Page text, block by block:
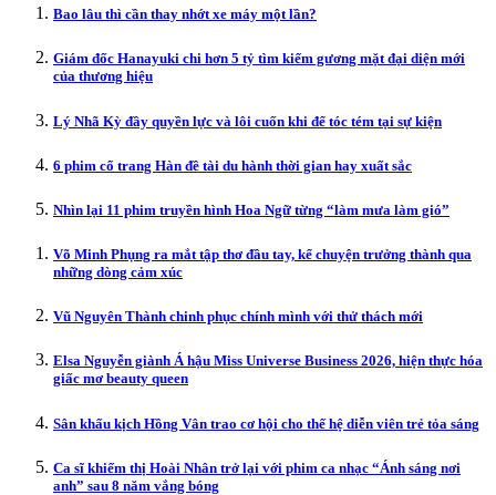
Bao lâu thì cần thay nhớt xe máy một lần?
Giám đốc Hanayuki chi hơn 5 tỷ tìm kiếm gương mặt đại diện mới
của thương hiệu
Lý Nhã Kỳ đầy quyền lực và lôi cuốn khi để tóc tém tại sự kiện
6 phim cổ trang Hàn đề tài du hành thời gian hay xuất sắc
Nhìn lại 11 phim truyền hình Hoa Ngữ từng “làm mưa làm gió”
Võ Minh Phụng ra mắt tập thơ đầu tay, kể chuyện trưởng thành qua
những dòng cảm xúc
Vũ Nguyên Thành chinh phục chính mình với thử thách mới
Elsa Nguyễn giành Á hậu Miss Universe Business 2026, hiện thực hóa
giấc mơ beauty queen
Sân khấu kịch Hồng Vân trao cơ hội cho thế hệ diễn viên trẻ tỏa sáng
Ca sĩ khiếm thị Hoài Nhân trở lại với phim ca nhạc “Ánh sáng nơi
anh” sau 8 năm vắng bóng